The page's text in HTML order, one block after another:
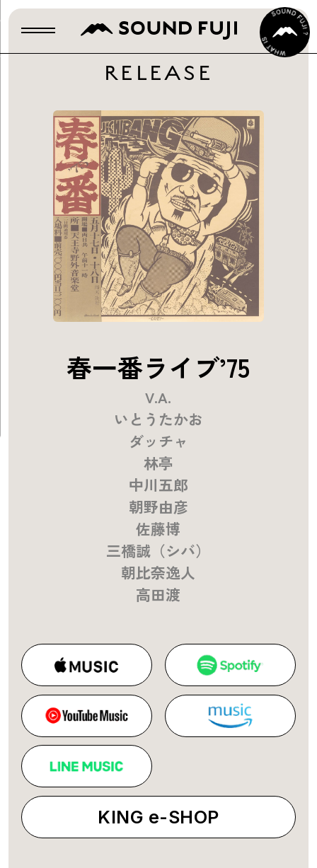
RELEASE
春一番ライブ’75
V.A.
いとうたかお
ダッチャ
林亭
中川五郎
朝野由彦
佐藤博
三橋誠（シバ）
朝比奈逸人
高田渡
KING e-SHOP